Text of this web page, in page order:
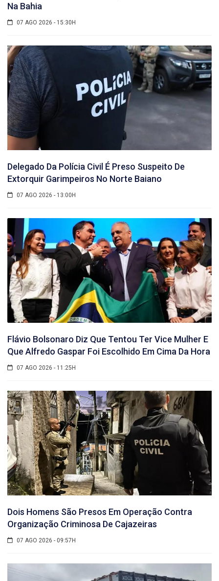
Na Bahia
07 AGO 2026 - 15:30H
Delegado Da Polícia Civil É Preso Suspeito De
Extorquir Garimpeiros No Norte Baiano
07 AGO 2026 - 13:00H
Flávio Bolsonaro Diz Que Tentou Ter Vice Mulher E
Que Alfredo Gaspar Foi Escolhido Em Cima Da Hora
07 AGO 2026 - 11:25H
Dois Homens São Presos Em Operação Contra
Organização Criminosa De Cajazeiras
07 AGO 2026 - 09:57H